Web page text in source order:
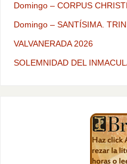
Domingo – CORPUS
Domingo – SANTÍSIMA.
VALVANERADA 2026
SOLEMNIDAD DEL